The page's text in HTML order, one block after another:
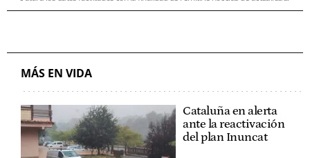
MÁS EN VIDA
Cataluña en alerta
ante la reactivación
del plan Inuncat